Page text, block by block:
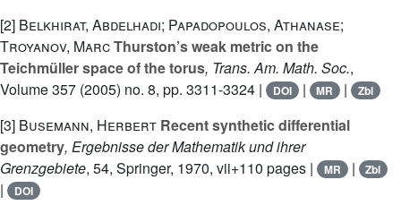
[2] Belkhirat, Abdelhadi; Papadopoulos, Athanase;
Troyanov, MarcThurston’s weak metric on the
Teichmüller space of the torus, Trans. Am. Math. Soc.,
Volume 357 (2005) no. 8, pp. 3311-3324 | DOI | MR | Zbl
[3] Busemann, Herbert Recent synthetic differential
geometry, Ergebnisse der Mathematik und ihrer
Grenzgebiete, 54, Springer, 1970, vii+110 pages | MR | Zbl
| DOI